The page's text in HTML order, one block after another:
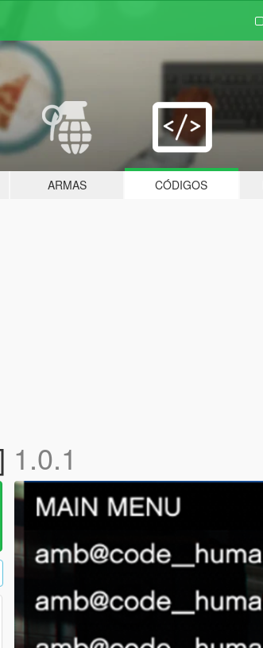
ARMAS CÓDIGOS
1.0.1